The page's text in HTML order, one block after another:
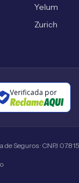
Yelum
Zurich
Verificada por
Seguros · CNPJ